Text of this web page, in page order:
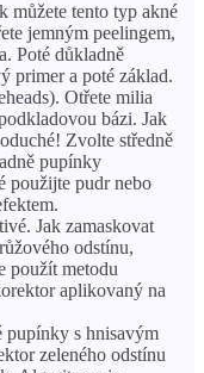
můžete tento typ akné
jemným peelingem,
Poté důkladně
primer a poté základ.
Otřete milia
bázi. Jak
Zvolte středně
pupínky
použijte pudr nebo
Jak zamaskovat
odstínu,
použít metodu
aplikovaný na
pupínky s hnisavým
zeleného odstínu